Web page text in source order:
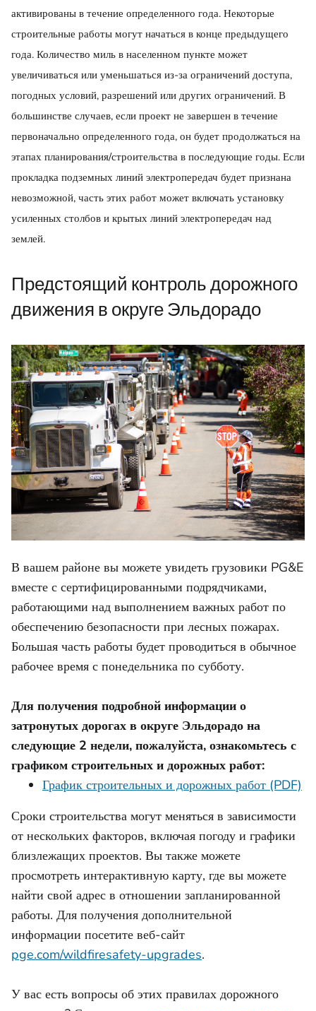
активированы в течение определенного года. Некоторые
строительные работы могут начаться в конце предыдущего
года. Количество миль в населенном пункте может
увеличиваться или уменьшаться из-за ограничений доступа,
погодных условий, разрешений или других ограничений. В
большинстве случаев, если проект не завершен в течение
первоначально определенного года, он будет продолжаться на
этапах планирования/строительства в последующие годы. Если
прокладка подземных линий электропередач будет признана
невозможной, часть этих работ может включать установку
усиленных столбов и крытых линий электропередач над
землей.
Предстоящий контроль дорожного
движения в округе Эльдорадо
В вашем районе вы можете увидеть грузовики PG&E
вместе с сертифицированными подрядчиками,
работающими над выполнением важных работ по
обеспечению безопасности при лесных пожарах.
Большая часть работы будет проводиться в обычное
рабочее время с понедельника по субботу.
Для получения подробной информации о
затронутых дорогах в округе Эльдорадо на
следующие 2 недели, пожалуйста, ознакомьтесь с
графиком строительных и дорожных работ:
График строительных и дорожных работ (PDF)
Сроки строительства могут меняться в зависимости
от нескольких факторов, включая погоду и графики
близлежащих проектов. Вы также можете
просмотреть интерактивную карту, где вы можете
найти свой адрес в отношении запланированной
работы. Для получения дополнительной
информации посетите веб-сайт
pge.com/wildfiresafety-upgrades.
У вас есть вопросы об этих правилах дорожного